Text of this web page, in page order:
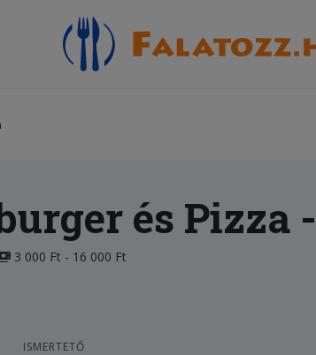
és Pizza
3 000 Ft - 16 000 Ft
ISMERTETŐ